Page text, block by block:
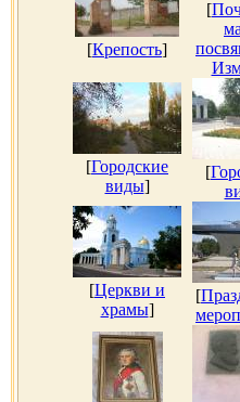
[Крепость]
[
[Городские
виды]
[
[Церкви и
храмы]
[